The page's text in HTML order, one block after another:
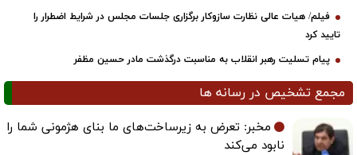
فیلم/ هیات عالی نظارت سازوکار برگزاری جلسات مجلس در شرایط اضطرار را
تایید کرد
پیام تسلیت رهبر انقلاب به مناسبت درگذشت مادر حسین مظفر
مجمع تشخیص در رسانه ها
مخبر: تعرض به زیرساخت‌های ما بنای هژمونی شما را
نابود می‌کند